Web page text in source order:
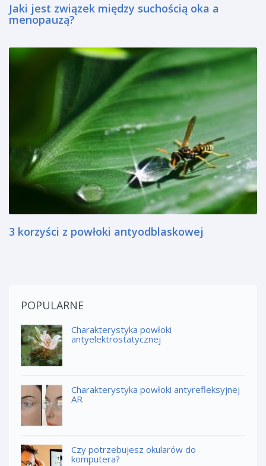
Jaki jest związek między suchością oka a
menopauzą?
3 korzyści z powłoki antyodblaskowej
POPULARNE
Charakterystyka powłoki
antyelektrostatycznej
Charakterystyka powłoki antyrefleksyjnej
AR
Czy potrzebujesz okularów do
komputera?